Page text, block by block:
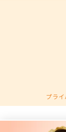
プラ